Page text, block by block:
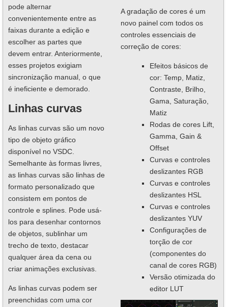
pode alternar
convenientemente entre as
faixas durante a edição e
escolher as partes que
devem entrar. Anteriormente,
esses projetos exigiam
sincronização manual, o que
é ineficiente e demorado.
Linhas curvas
As linhas curvas são um novo
tipo de objeto gráfico
disponível no VSDC.
Semelhante às formas livres,
as linhas curvas são linhas de
formato personalizado que
consistem em pontos de
controle e splines. Pode usá-
los para desenhar contornos
de objetos, sublinhar um
trecho de texto, destacar
qualquer área da cena ou
criar animações exclusivas.
As linhas curvas podem ser
preenchidas com uma cor
A gradação de cores é um
novo painel com todos os
controles essenciais de
correção de cores:
Efeitos básicos de
cor: Temp, Matiz,
Contraste, Brilho,
Gama, Saturação,
Matiz
Rodas de cores Lift,
Gamma, Gain &
Offset
Curvas e controles
deslizantes RGB
Curvas e controles
deslizantes HSL
Curvas e controles
deslizantes YUV
Configurações de
torção de cor
(componentes do
canal de cores RGB)
Versão otimizada do
editor LUT